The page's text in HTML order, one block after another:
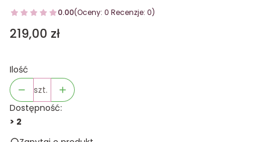
0.00(Oceny: 0 Recenzje: 0)
Cena
219,00 zł
Ilość
szt.
Dostępność:
> 2